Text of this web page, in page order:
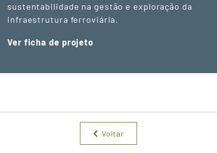
sustentabilidade na gestão e exploração da
infraestrutura ferroviária.
Ver ficha de projeto
Voltar